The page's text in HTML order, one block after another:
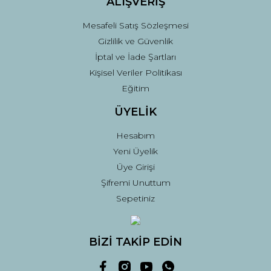
Mesafeli Satış Sözleşmesi
Gizlilik ve Güvenlik
İptal ve İade Şartları
Kişisel Veriler Politikası
Eğitim
ÜYELİK
Hesabım
Yeni Üyelik
Üye Girişi
Şifremi Unuttum
Sepetiniz
BİZİ TAKİP EDİN